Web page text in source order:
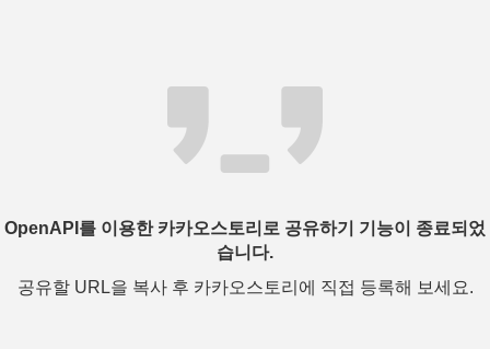
OpenAPI를 이용한 카카오스토리로 공유하기 기능이 종료되었
습니다.
공유할 URL을 복사 후 카카오스토리에 직접 등록해 보세요.